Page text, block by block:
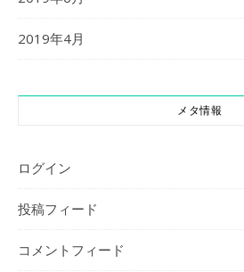
2019年4月
メタ情報
ログイン
投稿フィード
コメントフィード